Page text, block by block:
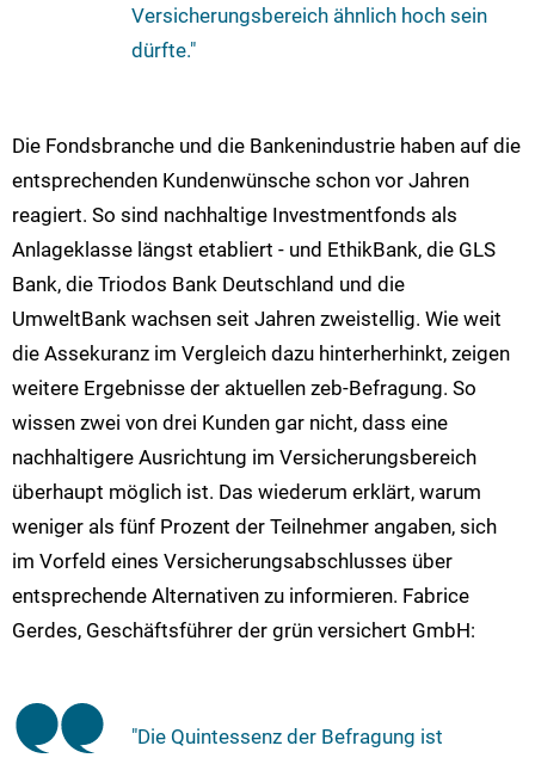
Versicherungsbereich ähnlich hoch sein
dürfte."
Die Fondsbranche und die Bankenindustrie haben auf die
entsprechenden Kundenwünsche schon vor Jahren
reagiert. So sind nachhaltige Investmentfonds als
Anlageklasse längst etabliert - und EthikBank, die GLS
Bank, die Triodos Bank Deutschland und die
UmweltBank wachsen seit Jahren zweistellig. Wie weit
die Assekuranz im Vergleich dazu hinterherhinkt, zeigen
weitere Ergebnisse der aktuellen zeb-Befragung. So
wissen zwei von drei Kunden gar nicht, dass eine
nachhaltigere Ausrichtung im Versicherungsbereich
überhaupt möglich ist. Das wiederum erklärt, warum
weniger als fünf Prozent der Teilnehmer angaben, sich
im Vorfeld eines Versicherungsabschlusses über
entsprechende Alternativen zu informieren. Fabrice
Gerdes, Geschäftsführer der grün versichert GmbH:
"Die Quintessenz der Befragung ist